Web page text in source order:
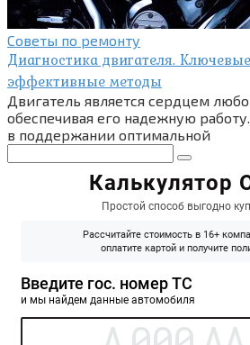
Советы по ремонту
Диагностика двигателя.
эффективные методы
Двигатель является сердцем
обеспечивая его надежную
в поддержании оптимальной
Поиск: